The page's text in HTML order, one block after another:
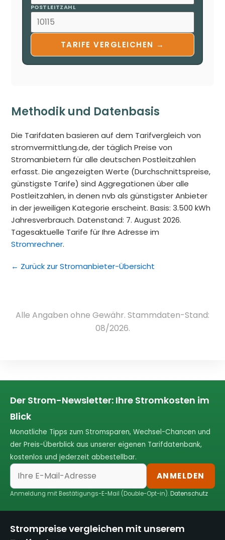
POSTLEITZAHL
TARIFE VERGLEICHEN →
Methodik und Datenbasis
Die Tarifdaten basieren auf dem Tarifvergleich von
stromvermittlung.de, der täglich Preise von
Stromanbietern für alle deutschen Postleitzahlen
erfasst. Die angezeigten Werte (Durchschnittspreise,
günstigste Tarife) sind Aggregationen über alle
Postleitzahlen, in denen nvb als günstigster Anbieter
in der jeweiligen Kategorie erscheint. Basis: 3.500 kWh
Jahresverbrauch. Datenstand: 7. August 2026.
Tagesaktuelle Tarife für Ihre Adresse im
Stromrechner.
← Zurück zur Stromanbieter-Übersicht
Alle Angaben ohne Gewähr. Stammdaten-Stand:
08/2026.
Der Strom-Newsletter: Ihre Stromkosten im
Blick
Monatliche Tipps zum Stromsparen, Wechsel-Chancen und
der Preis-Überblick aus unserer eigenen Tarifdatenbank,
kostenlos und jederzeit abbestellbar.
ANMELDEN
Anmeldung mit Bestätigungs-E-Mail (Double-Opt-in).Datenschutz
Strompreise vergleichen mit unserem